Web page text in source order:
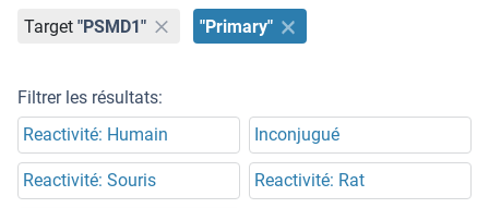
Target "PSMD1" "Primary"
Filtrer les résultats:
Reactivité: Humain
Inconjugué
Reactivité: Souris Reactivité: Rat